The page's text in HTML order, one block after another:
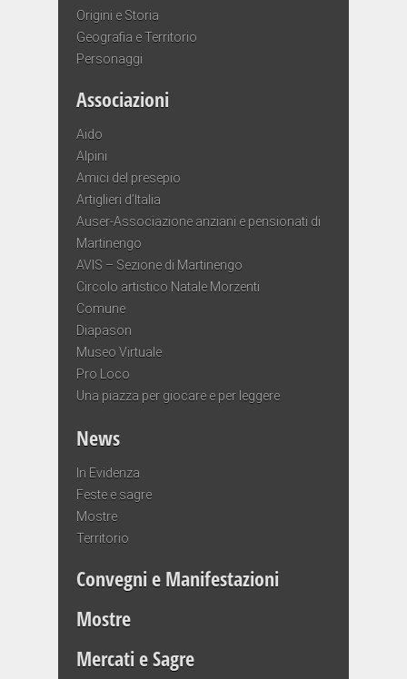
Origini e Storia
Geografia e Territorio
Personaggi
Associazioni
Aido
Alpini
Amici del presepio
Artiglieri d’Italia
Auser-Associazione anziani e pensionati di
Martinengo
AVIS – Sezione di Martinengo
Circolo artistico Natale Morzenti
Comune
Diapason
Museo Virtuale
Pro Loco
Una piazza per giocare e per leggere
News
In Evidenza
Feste e sagre
Mostre
Territorio
Convegni e Manifestazioni
Mostre
Mercati e Sagre